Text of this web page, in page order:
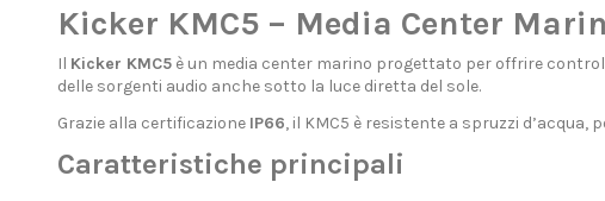
Kicker KMC5 – Media Center
Il Kicker KMC5è un media center marino progettato per offrire
delle sorgenti audio anche sotto la luce diretta del sole.
Grazie alla certificazione IP66, il KMC5 è resistente a spruzzi
Caratteristiche principali